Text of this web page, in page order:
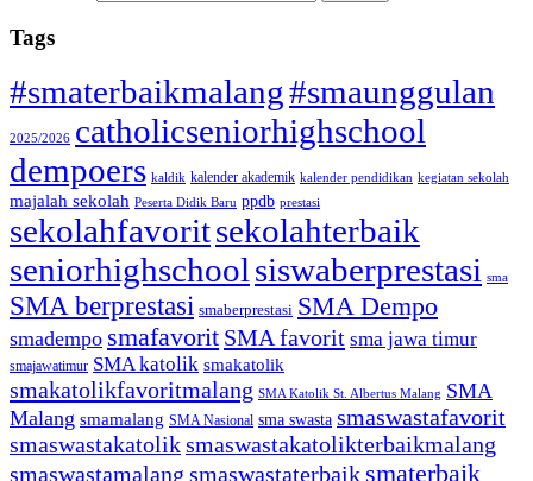
Tags
#smaterbaikmalang#smaunggulan
2025/2026 catholicseniorhighschool
dempoers kaldik kalender akademik kalender pendidikan kegiatan sekolah
majalah sekolah Peserta Didik Baru ppdb prestasi
sekolahfavoritsekolahterbaik
seniorhighschool siswaberprestasi sma
SMA berprestasi smaberprestasi SMA Dempo
smadempo smafavorit SMA favorit sma jawa timur
smajawatimur SMA katolik smakatolik
smakatolikfavoritmalang SMA Katolik St. Albertus Malang SMA
Malang smamalang SMA Nasional sma swasta smaswastafavorit
smaswastakatoliksmaswastakatolikterbaikmalang
smaswastamalang smaswastaterbaik smaterbaik